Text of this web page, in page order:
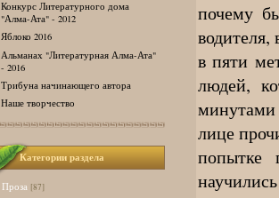
Конкурс Литературного дома
"Алма-Ата" - 2012
Яблоко 2016
Альманах "Литературная Алма-Ата"
- 2016
Трибуна начинающего автора
Наше творчество
Категории раздела
Проза [87]
почему
водителя,
в пяти
людей,
лице
попытке